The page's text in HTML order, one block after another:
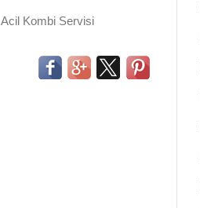
Acil Kombi Servisi